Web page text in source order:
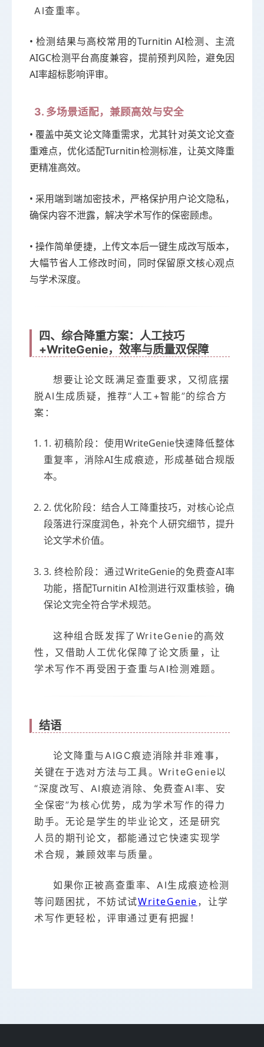
AI查重率。
• 检测结果与高校常用的Turnitin AI检测、主流
AIGC检测平台高度兼容，提前预判风险，避免因
AI率超标影响评审。
3. 多场景适配，兼顾高效与安全
• 覆盖中英文论文降重需求，尤其针对英文论文查
重难点，优化适配Turnitin检测标准，让英文降重
更精准高效。
• 采用端到端加密技术，严格保护用户论文隐私，
确保内容不泄露，解决学术写作的保密顾虑。
• 操作简单便捷，上传文本后一键生成改写版本，
大幅节省人工修改时间，同时保留原文核心观点
与学术深度。
四、综合降重方案：人工技巧
+WriteGenie，效率与质量双保障
想要让论文既满足查重要求，又彻底摆
脱AI生成质疑，推荐“人工+智能”的综合方
案：
1. 初稿阶段：使用WriteGenie快速降低整体
重复率，消除AI生成痕迹，形成基础合规版
本。
2. 优化阶段：结合人工降重技巧，对核心论点
段落进行深度润色，补充个人研究细节，提升
论文学术价值。
3. 终检阶段：通过WriteGenie的免费查AI率
功能，搭配Turnitin AI检测进行双重核验，确
保论文完全符合学术规范。
这种组合既发挥了WriteGenie的高效
性，又借助人工优化保障了论文质量，让
学术写作不再受困于查重与AI检测难题。
结语
论文降重与AIGC痕迹消除并非难事，
关键在于选对方法与工具。WriteGenie以
“深度改写、AI痕迹消除、免费查AI率、安
全保密”为核心优势，成为学术写作的得力
助手。无论是学生的毕业论文，还是研究
人员的期刊论文，都能通过它快速实现学
术合规，兼顾效率与质量。
如果你正被高查重率、AI生成痕迹检测
等问题困扰，不妨试试WriteGenie ，让学
术写作更轻松，评审通过更有把握！